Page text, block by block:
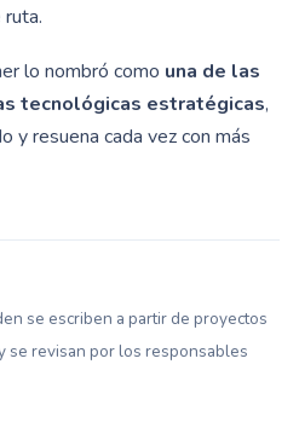
lo nombró como una de las
tecnológicas estratégicas,
y resuena cada vez con más
se escriben a partir de proyectos
se revisan por los responsables